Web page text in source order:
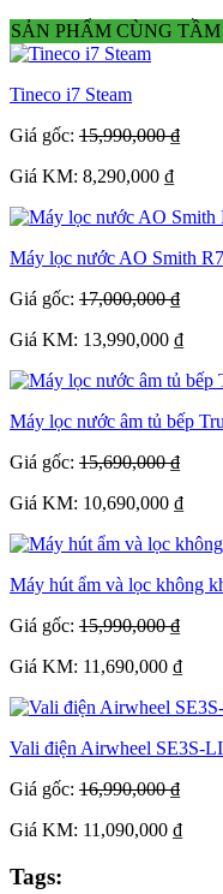
SẢN PHẨM CÙNG
Tineco i7 Steam
Giá gốc: 15,990,000 ₫
Giá KM: 8,290,000 ₫
Máy lọc nước AO Smith
Giá gốc: 17,000,000 ₫
Giá KM: 13,990,000 ₫
Máy lọc nước âm tủ bếp
Giá gốc: 15,690,000 ₫
Giá KM: 10,690,000 ₫
Máy hút ẩm và lọc không
Giá gốc: 15,990,000 ₫
Giá KM: 11,690,000 ₫
Vali điện Airwheel SE3S-
Giá gốc: 16,990,000 ₫
Giá KM: 11,090,000 ₫
Tags: